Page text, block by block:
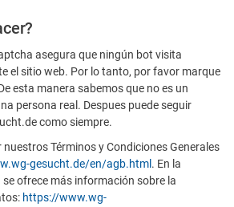
asegura que ningún bot visita
el sitio web. Por lo tanto, por favor marque
esta manera sabemos que no es un
persona real. Despues puede seguir
como siempre.
Términos y Condiciones Generales
gesucht.de/en/agb.html . En la
ofrece más información sobre la
https://www.wg-